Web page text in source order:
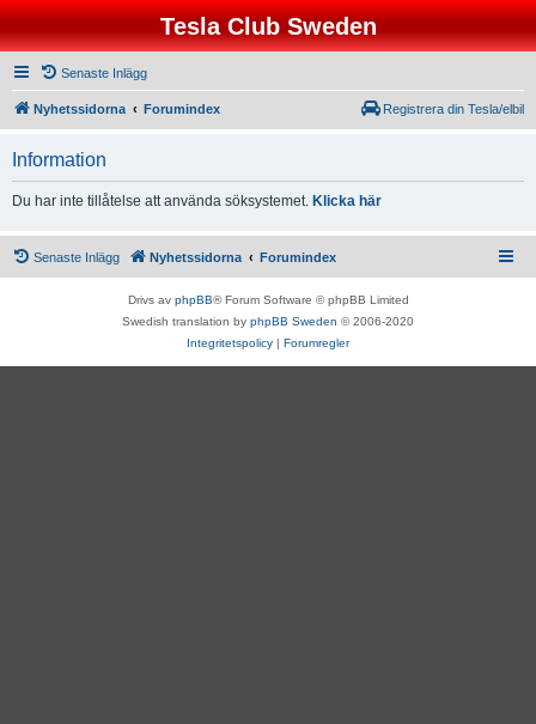
Tesla Club Sweden
Senaste Inlägg
Nyhetssidorna Forumindex Registrera din Tesla/elbil
Information
Du har inte tillåtelse att använda söksystemet. Klicka här
Senaste Inlägg Nyhetssidorna Forumindex
Drivs av phpBB® Forum Software © phpBB Limited
Swedish translation by phpBB Sweden © 2006-2020
Integritetspolicy | Forumregler